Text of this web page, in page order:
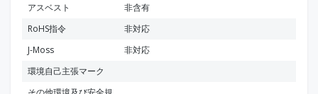
アスベスト
非含有
RoHS指令
非対応
J-Moss
非対応
環境自己主張マーク